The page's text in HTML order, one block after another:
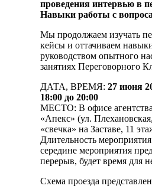
проведения интервью в
Навыки работы с
Мы продолжаем изучать
кейсы и оттачиваем
руководством опытного
занятиях Переговорного
ДАТА, ВРЕМЯ: 27 июня
18:00 до 20:00
МЕСТО: В офисе
«Апекс» (ул.
«свечка» на Заставе, 11
Длительность
середине мероприятия
перерыв, будет время для
Схема проезда